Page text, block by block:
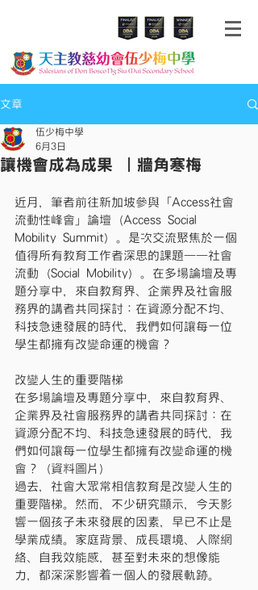
文章
讓機會成為成果 ︱牆角寒梅
伍少梅中學
6月3日
近月，筆者前往新加坡參與「Access社會
流動性峰會」論壇（Access Social
Mobility Summit）。是次交流聚焦於一個
值得所有教育工作者深思的課題——社會
流動（Social Mobility）。在多場論壇及專
題分享中，來自教育界、企業界及社會服
務界的講者共同探討：在資源分配不均、
科技急速發展的時代，我們如何讓每一位
學生都擁有改變命運的機會？
改變人生的重要階梯
在多場論壇及專題分享中，來自教育界、
企業界及社會服務界的講者共同探討：在
資源分配不均、科技急速發展的時代，我
們如何讓每一位學生都擁有改變命運的機
會？（資料圖片）
過去，社會大眾常相信教育是改變人生的
重要階梯。然而，不少研究顯示，今天影
響一個孩子未來發展的因素，早已不止是
學業成績。家庭背景、成長環境、人際網
絡、自我效能感，甚至對未來的想像能
力，都深深影響着一個人的發展軌跡。